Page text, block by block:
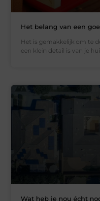
Het belang van een
Het is gemakkelijk om te
een klein detail is van je
Wat heb je nou écht